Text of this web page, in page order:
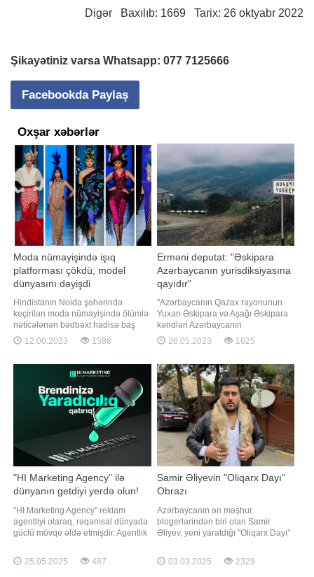
Digər Baxılıb: 1669 Tarix: 26 oktyabr 2022
Şikayətiniz varsa Whatsapp: 077 7125666
Facebookda Paylaş
Oxşar xəbərlər
Moda nümayişində işıq
platforması çökdü, model
dünyasını dəyişdi
Hindistanın Noida şəhərində
keçirilən moda nümayişində ölümlə
nəticələnən bədbəxt hadisə baş
verib. xəbər verir ki, şou üçün
qurulan işıqlı platforma 24 yaşlı
düşüb. Nəticədə model podiumun
platformanın altında qalaraq
dünyasını dəyişib. Hadis
12.06.2023 1588
Erməni deputat: "Əskipara
Azərbaycanın yurisdiksiyasına
qayıdır"
"Azərbaycanın Qazax rayonunun
Yuxarı Əskipara və Aşağı Əskipara
kəndləri Azərbaycanın
yurisdiksiyasına qayıdır". Bu
açıqlama ilə Ermənistanın
olan deputat Sovinar Vardanyan
çıxış edib. "Dünən Moskvada
Azərbaycan və Ermənistan
liderlərinin Rusiyanı
26.05.2023 1625
"HI Marketing Agency" ilə
dünyanın getdiyi yerdə olun!
"HI Marketing Agency" reklam
agentliyi olaraq, rəqəmsal dünyada
güclü mövqe əldə etmişdir. Agentlik
reklam kampaniyaları, diqqət çəkici
çəkilişlər ilə markaların rəqəmsal və
25.05.2025 487
Samir Əliyevin "Oliqarx Dayı"
Obrazı
Azərbaycanın ən məşhur
blogerlərindən biri olan Samir
Əliyev, yeni yaratdığı "Oliqarx Dayı"
diqqətini cəlb edib. O, bu xarakteri o
qədər uğurla canlandırıb ki, insanlar
03.03.2025 2329